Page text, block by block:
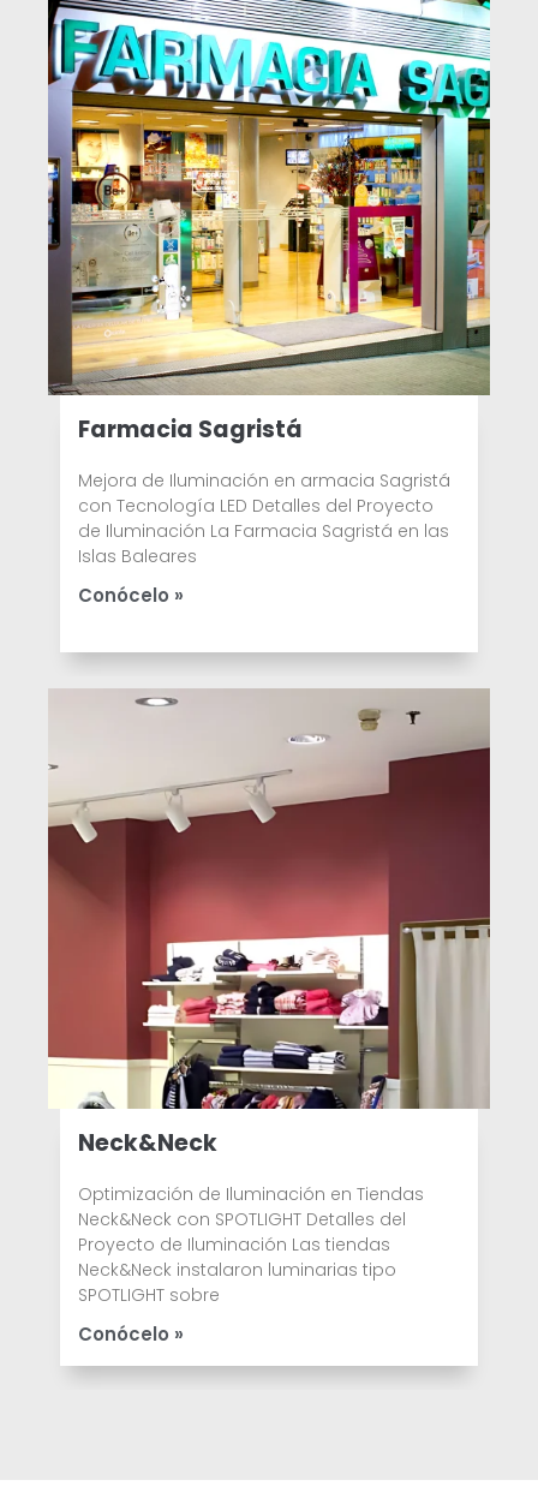
Farmacia Sagristá
Mejora de Iluminación en armacia Sagristá
con Tecnología LED Detalles del Proyecto
de Iluminación La Farmacia Sagristá en las
Islas Baleares
Conócelo »
Neck&Neck
Optimización de Iluminación en Tiendas
Neck&Neck con SPOTLIGHT Detalles del
Proyecto de Iluminación Las tiendas
Neck&Neck instalaron luminarias tipo
SPOTLIGHT sobre
Conócelo »